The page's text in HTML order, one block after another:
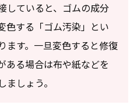
していると、ゴムの成分
色する「ゴム汚染」とい
ます。一旦変色すると修復
ある場合は布や紙などを
しょう。